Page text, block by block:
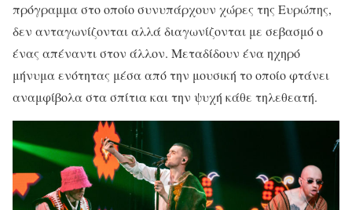
πρόγραμμα στο οποίο συνυπάρχουν χώρες της Ευρώπης,
δεν ανταγωνίζονται αλλά διαγωνίζονται με σεβασμό ο
ένας απέναντι στον άλλον. Μεταδίδουν ένα ηχηρό
μήνυμα ενότητας μέσα από την μουσική το οποίο φτάνει
αναμφίβολα στα σπίτια και την ψυχή κάθε τηλεθεατή.